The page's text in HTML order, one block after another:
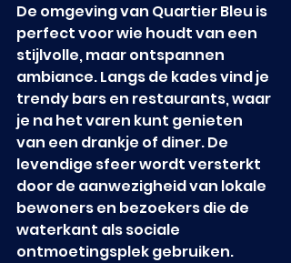
De omgeving van Quartier Bleu is
perfect voor wie houdt van een
stijlvolle, maar ontspannen
ambiance. Langs de kades vind je
trendy bars en restaurants, waar
je na het varen kunt genieten
van een drankje of diner. De
levendige sfeer wordt versterkt
door de aanwezigheid van lokale
bewoners en bezoekers die de
waterkant als sociale
ontmoetingsplek gebruiken.